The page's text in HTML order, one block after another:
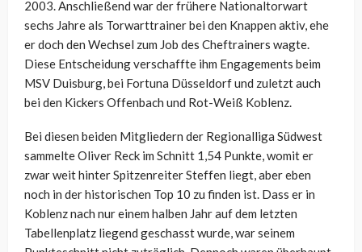
2003. Anschließend war der frühere Nationaltorwart
sechs Jahre als Torwarttrainer bei den Knappen aktiv, ehe
er doch den Wechsel zum Job des Cheftrainers wagte.
Diese Entscheidung verschaffte ihm Engagements beim
MSV Duisburg, bei Fortuna Düsseldorf und zuletzt auch
bei den Kickers Offenbach und Rot-Weiß Koblenz.
Bei diesen beiden Mitgliedern der Regionalliga Südwest
sammelte Oliver Reck im Schnitt 1,54 Punkte, womit er
zwar weit hinter Spitzenreiter Steffen liegt, aber eben
noch in der historischen Top 10 zu finden ist. Dass er in
Koblenz nach nur einem halben Jahr auf dem letzten
Tabellenplatz liegend geschasst wurde, war seinem